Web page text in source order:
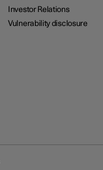
Investor Relations
Vulnerability disclosure